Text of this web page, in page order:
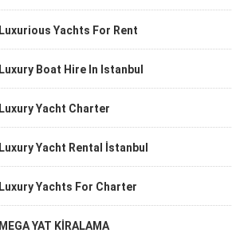
Luxurious Yachts For Rent
Luxury Boat Hire In Istanbul
Luxury Yacht Charter
Luxury Yacht Rental İstanbul
Luxury Yachts For Charter
MEGA YAT KİRALAMA